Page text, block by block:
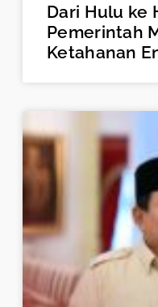
Dari Hulu ke
Pemerintah
Ketahanan